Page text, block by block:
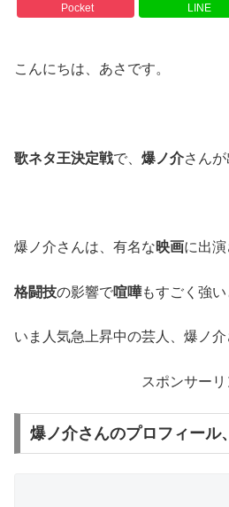
Pocket LINE
こんにちは、あさです。
歌ネタ王決定戦で、 爆ノ介さん
爆ノ介さんは、有名な映画に出演
格闘技の影響で喧嘩もすごく強
いま人気急上昇中の芸人、爆ノ
スポンサーリ
爆ノ介さんのプロフィール